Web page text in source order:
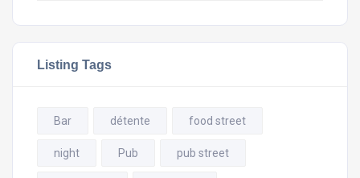
Listing Tags
Bar détente food street
night Pub pub street